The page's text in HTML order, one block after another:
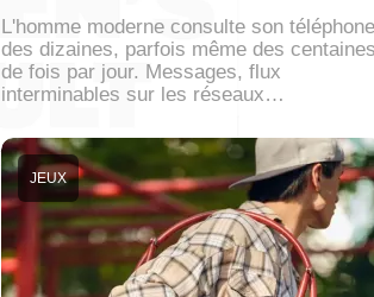
L'homme moderne consulte son téléphone
des dizaines, parfois même des
de fois par jour. Messages, flux
interminables sur les réseaux…
JEUX